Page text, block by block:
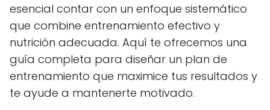
esencial contar con un enfoque sistemático
que combine entrenamiento efectivo y
nutrición adecuada. Aquí te ofrecemos una
guía completa para diseñar un plan de
entrenamiento que maximice tus resultados y
te ayude a mantenerte motivado.